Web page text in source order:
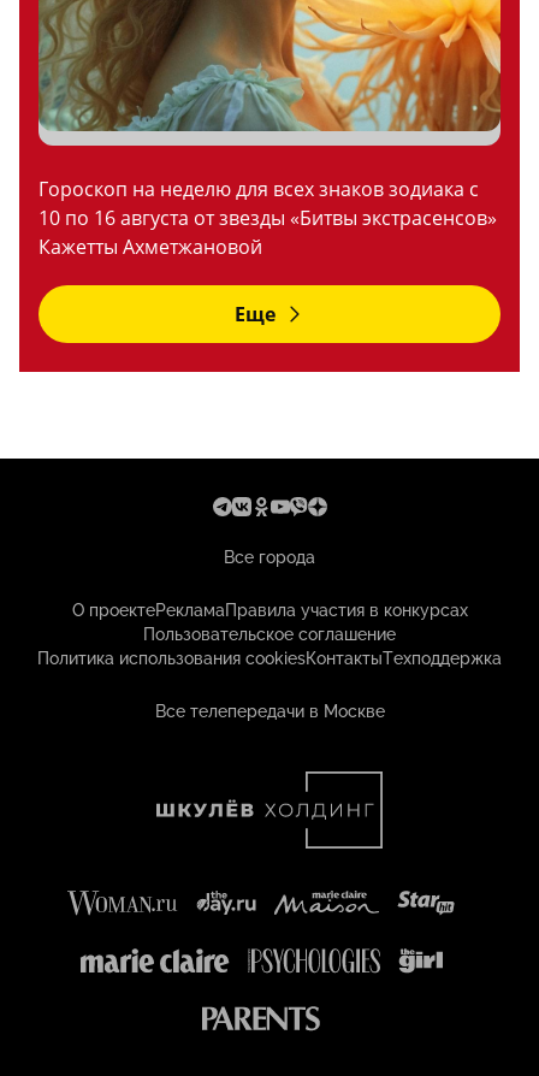
Гороскоп на неделю для всех знаков зодиака с
10 по 16 августа от звезды «Битвы экстрасенсов»
Кажетты Ахметжановой
Еще
Все города
О проектеРекламаПравила участия в конкурсах
Пользовательское соглашение
Политика использования cookiesКонтактыТехподдержка
Все телепередачи в Москве